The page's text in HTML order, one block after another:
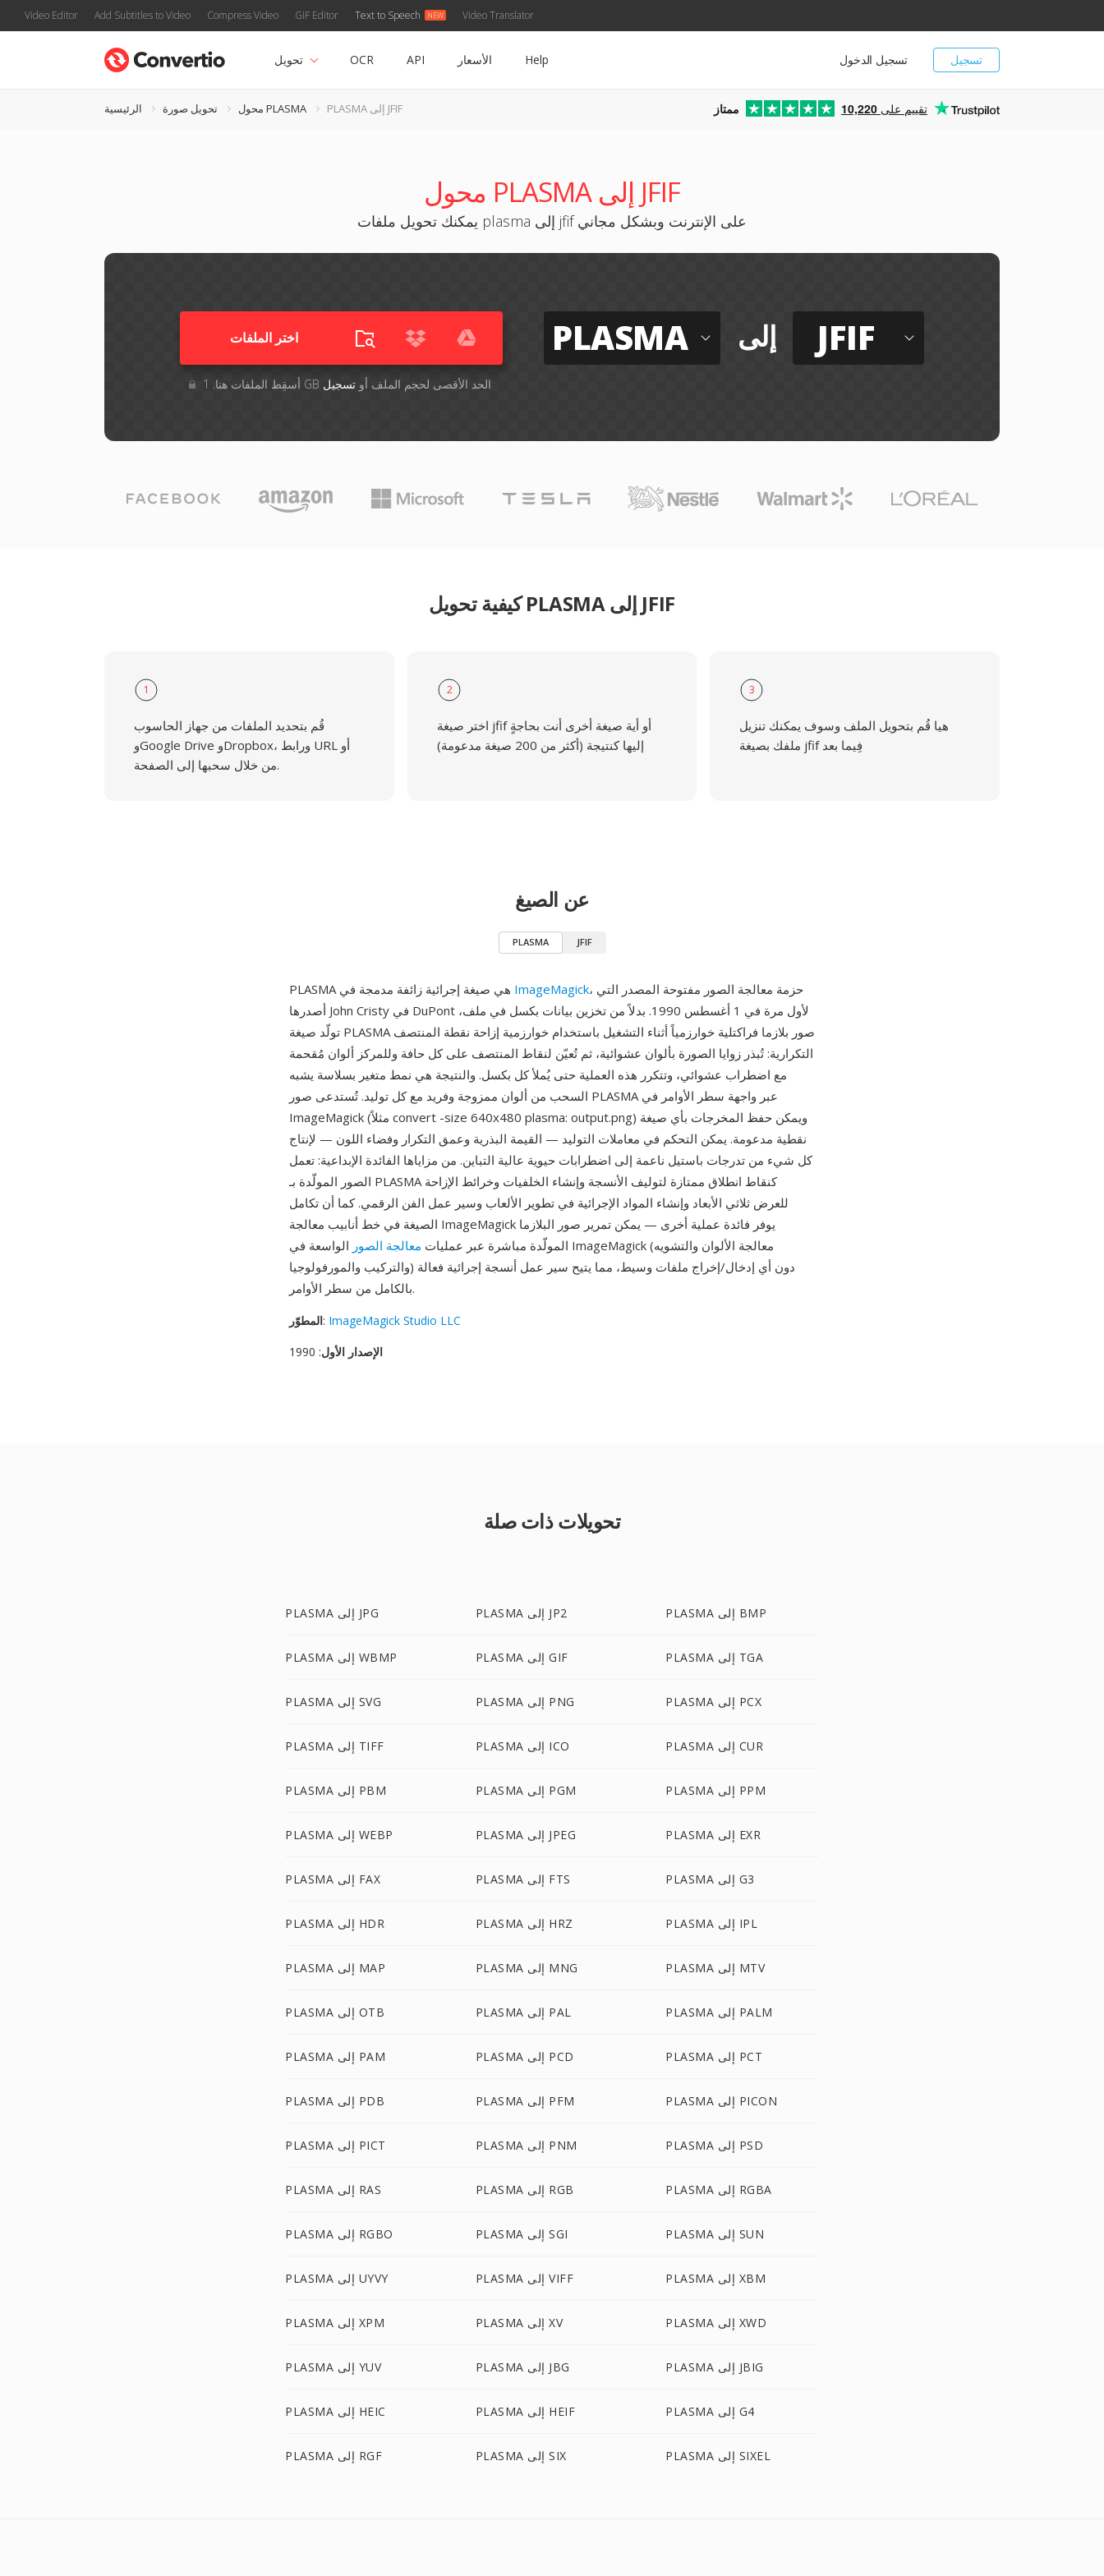
Video Editor Add Subtitles to Video Compress Video GIF Editor Text to Speech Video Translator
تسجيل تسجيل الدخول تحويل OCR API الأسعار Help
الرئيسية تحويل صورة محول PLASMA PLASMA إلى JFIF ممتاز 10,220 تقييم على
محول PLASMA إلى JFIF
يمكنك تحويل ملفات plasma إلى jfif على الإنترنت وبشكل مجاني
اختر الملفات
أسقِط الملفات هنا. 1 GB الحد الأقصى لحجم الملف أو تسجيل
PLASMA إلى JFIF
كيفية تحويل PLASMA إلى JFIF
1
قُم بتحديد الملفات من جهاز الحاسوب
وGoogle Drive وDropbox، ورابط URL أو
من خلال سحبها إلى الصفحة.
2
اختر صيغة jfif أو أية صيغة أخرى أنت بحاجةٍ
إليها كنتيجة (أكثر من 200 صيغة مدعومة)
3
هيا قُم بتحويل الملف وسوف يمكنك تنزيل
ملفك بصيغة jfif فِيما بعد
عن الصيغ
PLASMA JFIF
ImageMagick، حزمة معالجة الصور مفتوحة المصدر التي
أصدرها John Cristy في DuPont لأول مرة في 1 أغسطس 1990. بدلاً من تخزين بيانات بكسل في ملف،
تولّد صيغة PLASMA صور بلازما فراكتلية خوارزمياً أثناء التشغيل باستخدام خوارزمية إزاحة نقطة المنتصف
التكرارية: تُبذر زوايا الصورة بألوان عشوائية، ثم تُعيّن لنقاط المنتصف على كل حافة وللمركز ألوان مُقحمة
مع اضطراب عشوائي، وتتكرر هذه العملية حتى يُملأ كل بكسل. والنتيجة هي نمط متغير بسلاسة يشبه
السحب من ألوان ممزوجة وفريد مع كل توليد. تُستدعى صور PLASMA عبر واجهة سطر الأوامر في
ImageMagick (مثلاً convert -size 640x480 plasma: output.png) ويمكن حفظ المخرجات بأي صيغة
نقطية مدعومة. يمكن التحكم في معاملات التوليد — القيمة البذرية وعمق التكرار وفضاء اللون — لإنتاج
كل شيء من تدرجات باستيل ناعمة إلى اضطرابات حيوية عالية التباين. من مزاياها الفائدة الإبداعية: تعمل
الصور المولّدة بـ PLASMA كنقاط انطلاق ممتازة لتوليف الأنسجة وإنشاء الخلفيات وخرائط الإزاحة
للعرض ثلاثي الأبعاد وإنشاء المواد الإجرائية في تطوير الألعاب وسير عمل الفن الرقمي. كما أن تكامل
الصيغة في خط أنابيب معالجة ImageMagick يوفر فائدة عملية أخرى — يمكن تمرير صور البلازما
المولّدة مباشرة عبر عمليات معالجة الصور الواسعة في ImageMagick (معالجة الألوان والتشويه
والتركيب والمورفولوجيا) دون أي إدخال/إخراج ملفات وسيط، مما يتيح سير عمل أنسجة إجرائية فعالة
بالكامل من سطر الأوامر.
المطوّر: ImageMagick Studio LLC
الإصدار الأول: 1990
تحويلات ذات صلة
PLASMA إلى JPG PLASMA إلى JP2 PLASMA إلى BMP
PLASMA إلى WBMP PLASMA إلى GIF PLASMA إلى TGA
PLASMA إلى SVG PLASMA إلى PNG PLASMA إلى PCX
PLASMA إلى TIFF PLASMA إلى ICO PLASMA إلى CUR
PLASMA إلى PBM PLASMA إلى PGM PLASMA إلى PPM
PLASMA إلى WEBP PLASMA إلى JPEG PLASMA إلى EXR
PLASMA إلى FAX PLASMA إلى FTS PLASMA إلى G3
PLASMA إلى HDR PLASMA إلى HRZ PLASMA إلى IPL
PLASMA إلى MAP PLASMA إلى MNG PLASMA إلى MTV
PLASMA إلى OTB PLASMA إلى PAL PLASMA إلى PALM
PLASMA إلى PAM PLASMA إلى PCD PLASMA إلى PCT
PLASMA إلى PDB PLASMA إلى PFM PLASMA إلى PICON
PLASMA إلى PICT PLASMA إلى PNM PLASMA إلى PSD
PLASMA إلى RAS PLASMA إلى RGB PLASMA إلى RGBA
PLASMA إلى RGBO PLASMA إلى SGI PLASMA إلى SUN
PLASMA إلى UYVY PLASMA إلى VIFF PLASMA إلى XBM
PLASMA إلى XPM PLASMA إلى XV PLASMA إلى XWD
PLASMA إلى YUV PLASMA إلى JBG PLASMA إلى JBIG
PLASMA إلى HEIC PLASMA إلى HEIF PLASMA إلى G4
PLASMA إلى RGF PLASMA إلى SIX PLASMA إلى SIXEL